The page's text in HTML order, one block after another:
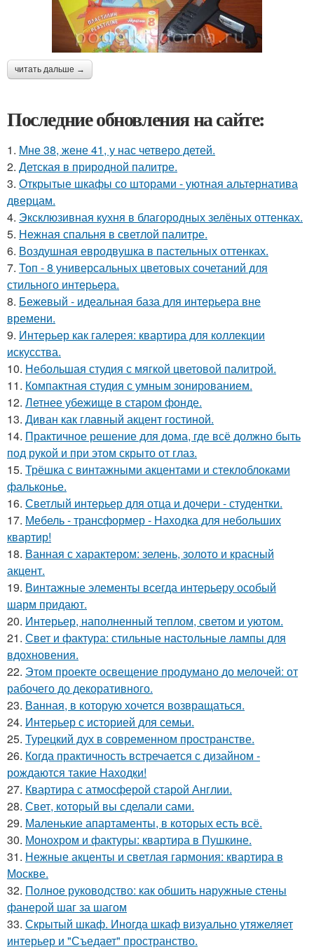
читать дальше →
Последние обновления на сайте:
1. Мне 38, жене 41, у нас четверо детей.
2. Детская в природной палитре.
3. Открытые шкафы со шторами - уютная альтернатива
дверцам.
4. Эксклюзивная кухня в благородных зелёных оттенках.
5. Нежная спальня в светлой палитре.
6. Воздушная евродвушка в пастельных оттенках.
7. Топ - 8 универсальных цветовых сочетаний для
стильного интерьера.
8. Бежевый - идеальная база для интерьера вне
времени.
9. Интерьер как галерея: квартира для коллекции
искусства.
10. Небольшая студия с мягкой цветовой палитрой.
11. Компактная студия с умным зонированием.
12. Летнее убежище в старом фонде.
13. Диван как главный акцент гостиной.
14. Практичное решение для дома, где всё должно быть
под рукой и при этом скрыто от глаз.
15. Трёшка с винтажными акцентами и стеклоблоками
фальконье.
16. Светлый интерьер для отца и дочери - студентки.
17. Мебель - трансформер - Находка для небольших
квартир!
18. Ванная с характером: зелень, золото и красный
акцент.
19. Винтажные элементы всегда интерьеру особый
шарм придают.
20. Интерьер, наполненный теплом, светом и уютом.
21. Свет и фактура: стильные настольные лампы для
вдохновения.
22. Этом проекте освещение продумано до мелочей: от
рабочего до декоративного.
23. Ванная, в которую хочется возвращаться.
24. Интерьер с историей для семьи.
25. Турецкий дух в современном пространстве.
26. Когда практичность встречается с дизайном -
рождаются такие Находки!
27. Квартира с атмосферой старой Англии.
28. Свет, который вы сделали сами.
29. Маленькие апартаменты, в которых есть всё.
30. Монохром и фактуры: квартира в Пушкине.
31. Нежные акценты и светлая гармония: квартира в
Москве.
32. Полное руководство: как обшить наружные стены
фанерой шаг за шагом
33. Скрытый шкаф. Иногда шкаф визуально утяжеляет
интерьер и "Съедает" пространство.